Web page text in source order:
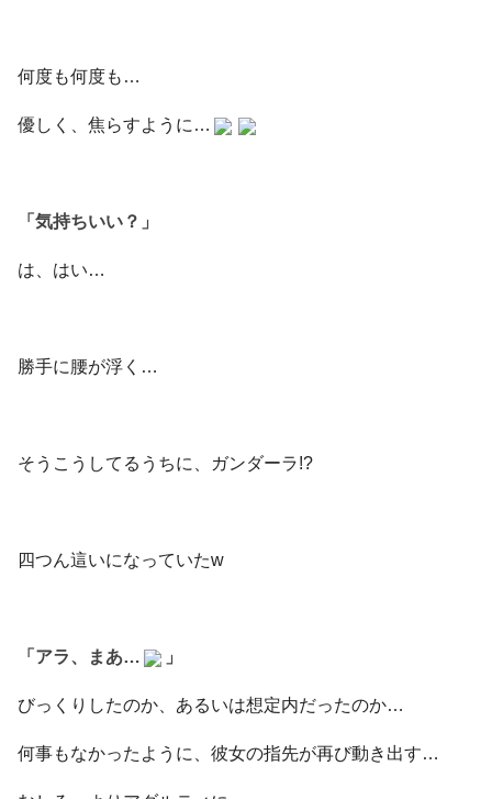
何度も何度も…
優しく、焦らすように…
「気持ちいい？」
は、はい…
勝手に腰が浮く…
そうこうしてるうちに、ガンダーラ!?
四つん這いになっていたw
「アラ、まあ… 」
びっくりしたのか、あるいは想定内だったのか…
何事もなかったように、彼女の指先が再び動き出す…